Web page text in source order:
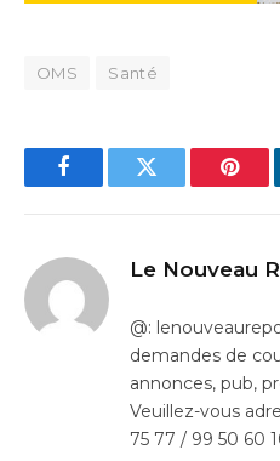
OMS Santé
FacebookTwitter
Le Nouveau
@:
demandes de
annonces, pub,
Veuillez-vous
75 77 / 99 50 60